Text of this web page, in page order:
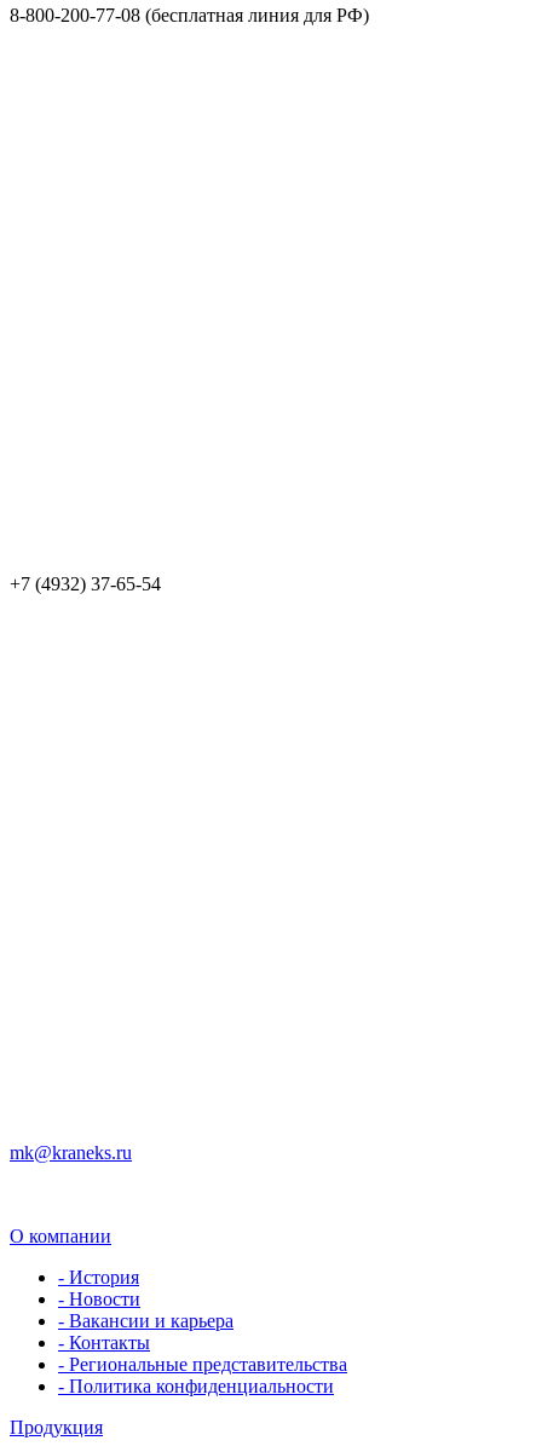
8-800-200-77-08 (бесплатная линия для РФ)
+7 (4932) 37-65-54
mk@kraneks.ru
О компании
- История
- Новости
- Вакансии и карьера
- Контакты
- Региональные представительства
- Политика конфиденциальности
Продукция